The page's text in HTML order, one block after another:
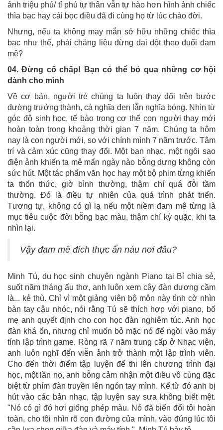
ảnh triệu phú/ tỉ phú tự thân vẫn tự hào hơn hình ảnh chiếc
thìa bạc hay cái bọc điều đã đi cùng họ từ lúc chào đời.
Nhưng, nếu ta không may mắn sở hữu những chiếc thìa
bạc như thế, phải chăng liệu đừng dại dột theo đuổi đam
mê?
04. Đừng cố chấp! Bạn có thể bỏ qua những cơ hội
dành cho mình
Về cơ bản, người trẻ chúng ta luôn thay đổi trên bước
đường trưởng thành, cả nghĩa đen lẫn nghĩa bóng. Nhìn từ
góc độ sinh học, tế bào trong cơ thể con người thay mới
hoàn toàn trong khoảng thời gian 7 năm. Chúng ta hôm
nay là con người mới, so với chính mình 7 năm trước. Tâm
trí và cảm xúc cũng thay đổi. Một ban nhạc, một ngôi sao
điện ảnh khiến ta mê mẩn ngày nào bỗng dưng không còn
sức hút. Một tác phẩm văn học hay một bộ phim từng khiến
ta thổn thức, giờ bình thường, thậm chí quá đỗi tầm
thường. Đó là điều tự nhiên của quá trình phát triển.
Tương tự, không có gì lạ nếu một niềm đam mê từng là
mục tiêu cuộc đời bỗng bạc màu, thậm chí kỳ quặc, khi ta
nhìn lại.
Vậy đam mê đích thực ẩn náu nơi đâu?
Minh Tú, du học sinh chuyên ngành Piano tại Bỉ chia sẻ,
suốt năm tháng ấu thơ, anh luôn xem cây đàn dương cầm
là... kẻ thù. Chỉ vì một giảng viên bộ môn này tình cờ nhìn
bàn tay cậu nhóc, nói rằng Tú sẽ thích hợp với piano, bố
mẹ anh quyết định cho con học đàn nghiêm túc. Anh học
đàn khá ổn, nhưng chỉ muốn bỏ mặc nó để ngồi vào máy
tính lập trình game. Ròng rã 7 năm trung cấp ở Nhạc viện,
anh luôn nghĩ đến viễn ảnh trở thành một lập trình viên.
Cho đến thời điểm tập luyện để thi lên chương trình đại
học, một lần nọ, anh bỗng cảm nhận một điều vô cùng đặc
biệt từ phím đàn truyền lên ngón tay mình. Kể từ đó anh bị
hút vào các bản nhạc, tập luyện say sưa không biết mệt.
"Nó có gì đó hơi giống phép màu. Nó đã biến đổi tôi hoàn
toàn, cho tôi nhìn rõ con đường của mình, vào đúng lúc tôi